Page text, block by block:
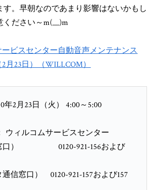
す。早朝なのであまり影響はないかもし
ださい～m(__)m
ビスセンター自動音声メンテナンス
月23日）（WILLCOM）
年2月23日（火） 4:00～5:00
ウィルコムサービスセンター
） 0120-921-156および
窓口） 0120-921-157および157